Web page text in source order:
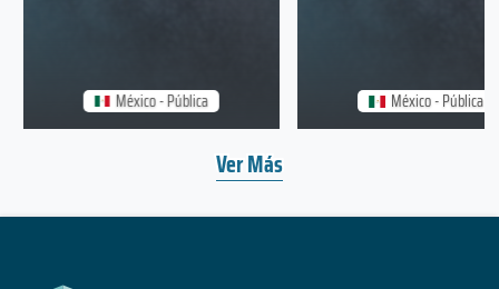
México - Pública México - Pública
Ver Más